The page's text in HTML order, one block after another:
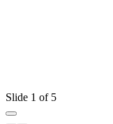
Slide 1 of 5